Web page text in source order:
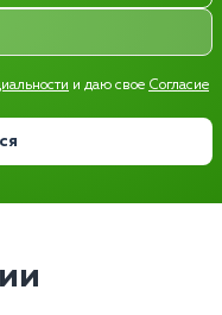
и даю свое Согласие